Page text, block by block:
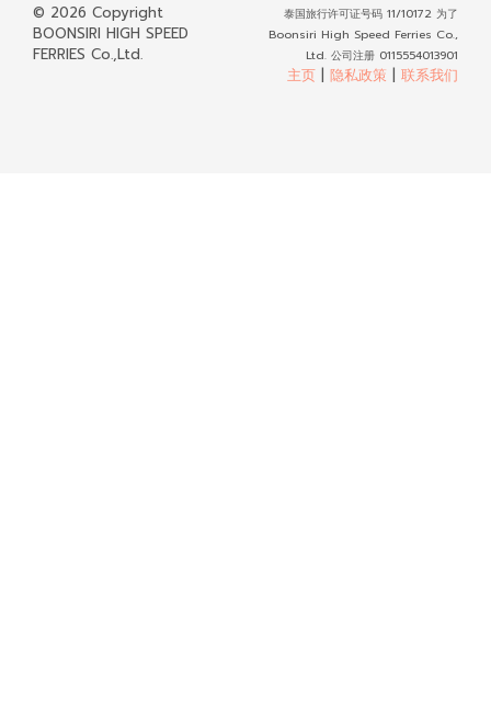
© 2026 Copyright
BOONSIRI HIGH SPEED
FERRIES Co.,Ltd.
泰国旅行许可证号码 11/10172 为了
Boonsiri High Speed Ferries Co.,
Ltd. 公司注册 0115554013901
主页 | 隐私政策 | 联系我们